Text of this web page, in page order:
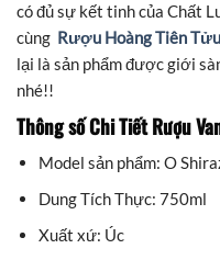
có đủ sự kết tinh của Chất
cùng Rượu Hoàng Tiên Tửu
lại là sản phẩm được giới
nhé!!
Thông số Chi Tiết Rượu
Model sản phẩm: O
Dung Tích Thực: 750ml
Xuất xứ: Úc